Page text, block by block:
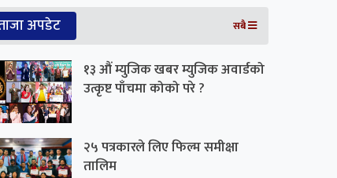
अपडेट सबै
१३ औं म्युजिक खबर म्युजिक अवार्डको
उत्कृष्ट पाँचमा कोको परे ?
२५ पत्रकारले लिए फिल्म समीक्षा
तालिम